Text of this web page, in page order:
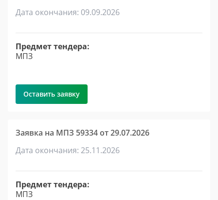
Дата окончания: 09.09.2026
Предмет тендера:
МПЗ
Оставить заявку
Заявка на МПЗ 59334 от 29.07.2026
Дата окончания: 25.11.2026
Предмет тендера:
МПЗ